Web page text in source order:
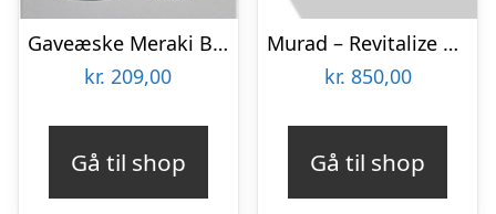
Gaveæske Meraki Blossom Breeze – opvaskebørste med bambusskaft & Svanemærket opvaskemiddel, sort/brun/grå
kr. 209,00
Gå til shop
Murad – Revitalize with Murad Kit
kr. 850,00
Gå til shop